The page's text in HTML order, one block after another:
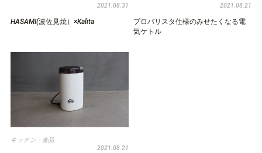
2021.08.31
HASAMI(波佐見焼）×Kalita
2021.08.21
プロバリスタ仕様のみせたくなる電
気ケトル
キッチン・食品
2021.08.21